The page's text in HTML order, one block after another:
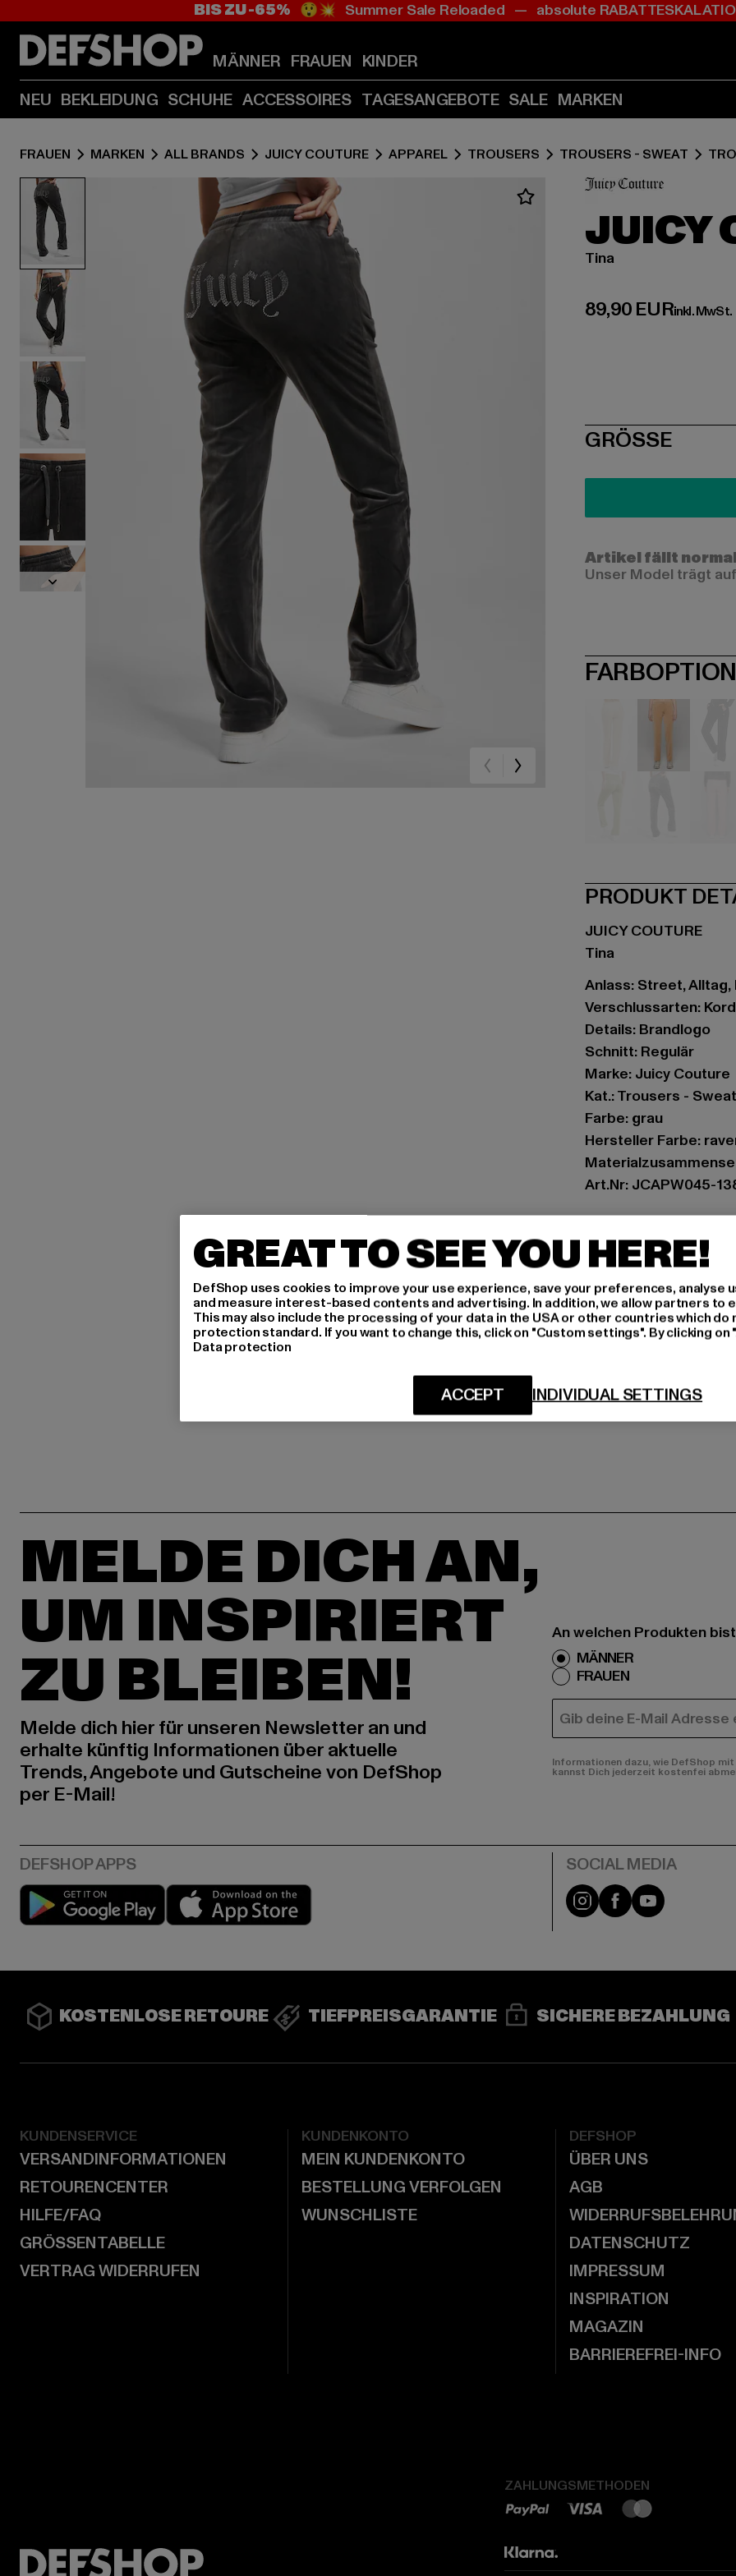
Zum
(Enter
drücken)
Zum
(Enter
drücken)
BIS ZU -65% 😲💥 Summer Sale Reloaded — absolute
MÄNNER FRAUEN KINDER
NEU BEKLEIDUNG SCHUHE ACCESSOIRES TAGESANGEBOTE SALE MARKEN
FRAUEN MARKEN ALL BRANDS JUICY COUTURE APPAREL TROUSERS TROUSERS - SWEAT
JUICY
Tina
89,90 EUR
Derzeitiger Preis:
inkl. MwSt.
SIZE
GRÖSSE
Artikel fällt
Unser Model trägt
PRODUKT
JUICY COUTURE
Tina
Anlass: Street, Alltag,
Verschlussarten:
Details: Brandlogo
Schnitt: Regulär
Marke: Juicy Couture
Kat.: Trousers - Sweat
Farbe: grau
Hersteller Farbe:
Art.Nr: JCAPW045-
Schnellgasse 2 |
GRÖSSE
LIEFERUNG &
MELDE DICH AN,
UM INSPIRIERT
ZU BLEIBEN!
Melde dich hier für unseren Newsletter an und
erhalte künftig Informationen über aktuelle
Trends, Angebote und Gutscheine von DefShop
per E-Mail!
An welchen Produkten
MÄNNER
FRAUEN
E-MAIL
Informationen dazu, wie DefShop
kannst Dich jederzeit kostenfei
Play market Instagram
FacebookYouTube
KOSTENLOSE RETOURE TIEFPREISGARANTIE SICHERE BEZAHLUNG
KUNDENSERVICE
VERSANDINFORMATIONEN
RETOURENCENTER
HILFE/FAQ
GRÖSSENTABELLE
VERTRAG WIDERRUFEN
KUNDENKONTO
MEIN KUNDENKONTO
BESTELLUNG VERFOLGEN
WUNSCHLISTE
DEFSHOP
ÜBER UNS
AGB
DATENSCHUTZ
IMPRESSUM
INSPIRATION
MAGAZIN
BARRIEREFREI-INFO
ZAHLUNGSMETHODEN
GREAT TO SEE YOU HERE!
DefShop uses cookies to improve your use experience, save your preferences, analyse
and measure interest-based contents and advertising. In addition, we allow partners to
This may also include the processing of your data in the USA or other countries which do
protection standard. If you want to change this, click on "Custom settings". By clicking
Data protection
INDIVIDUAL SETTINGS
ACCEPT